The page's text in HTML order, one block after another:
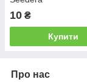
10 ₴
Купити
Про нас